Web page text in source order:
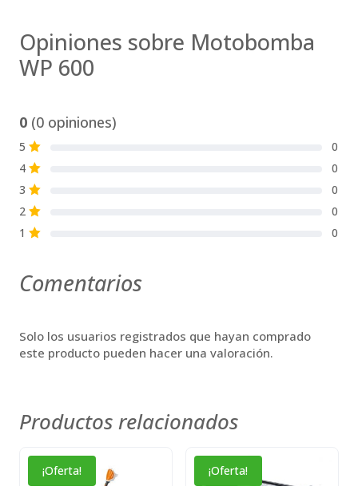
Opiniones sobre Motobomba
WP 600
0 (0 opiniones)
5 S
0
4 S
0
3 S
0
2 S
0
1 S 0
Comentarios
Solo los usuarios registrados que hayan comprado
este producto pueden hacer una valoración.
Productos relacionados
¡Oferta! ¡Oferta!